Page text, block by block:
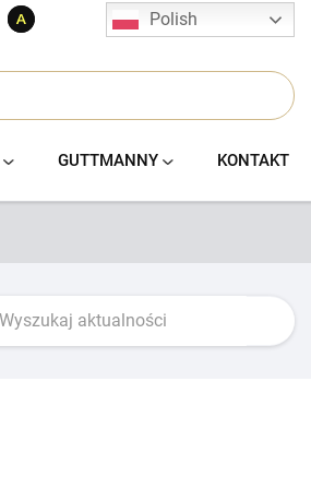
Polish
GUTTMANNY KONTAKT